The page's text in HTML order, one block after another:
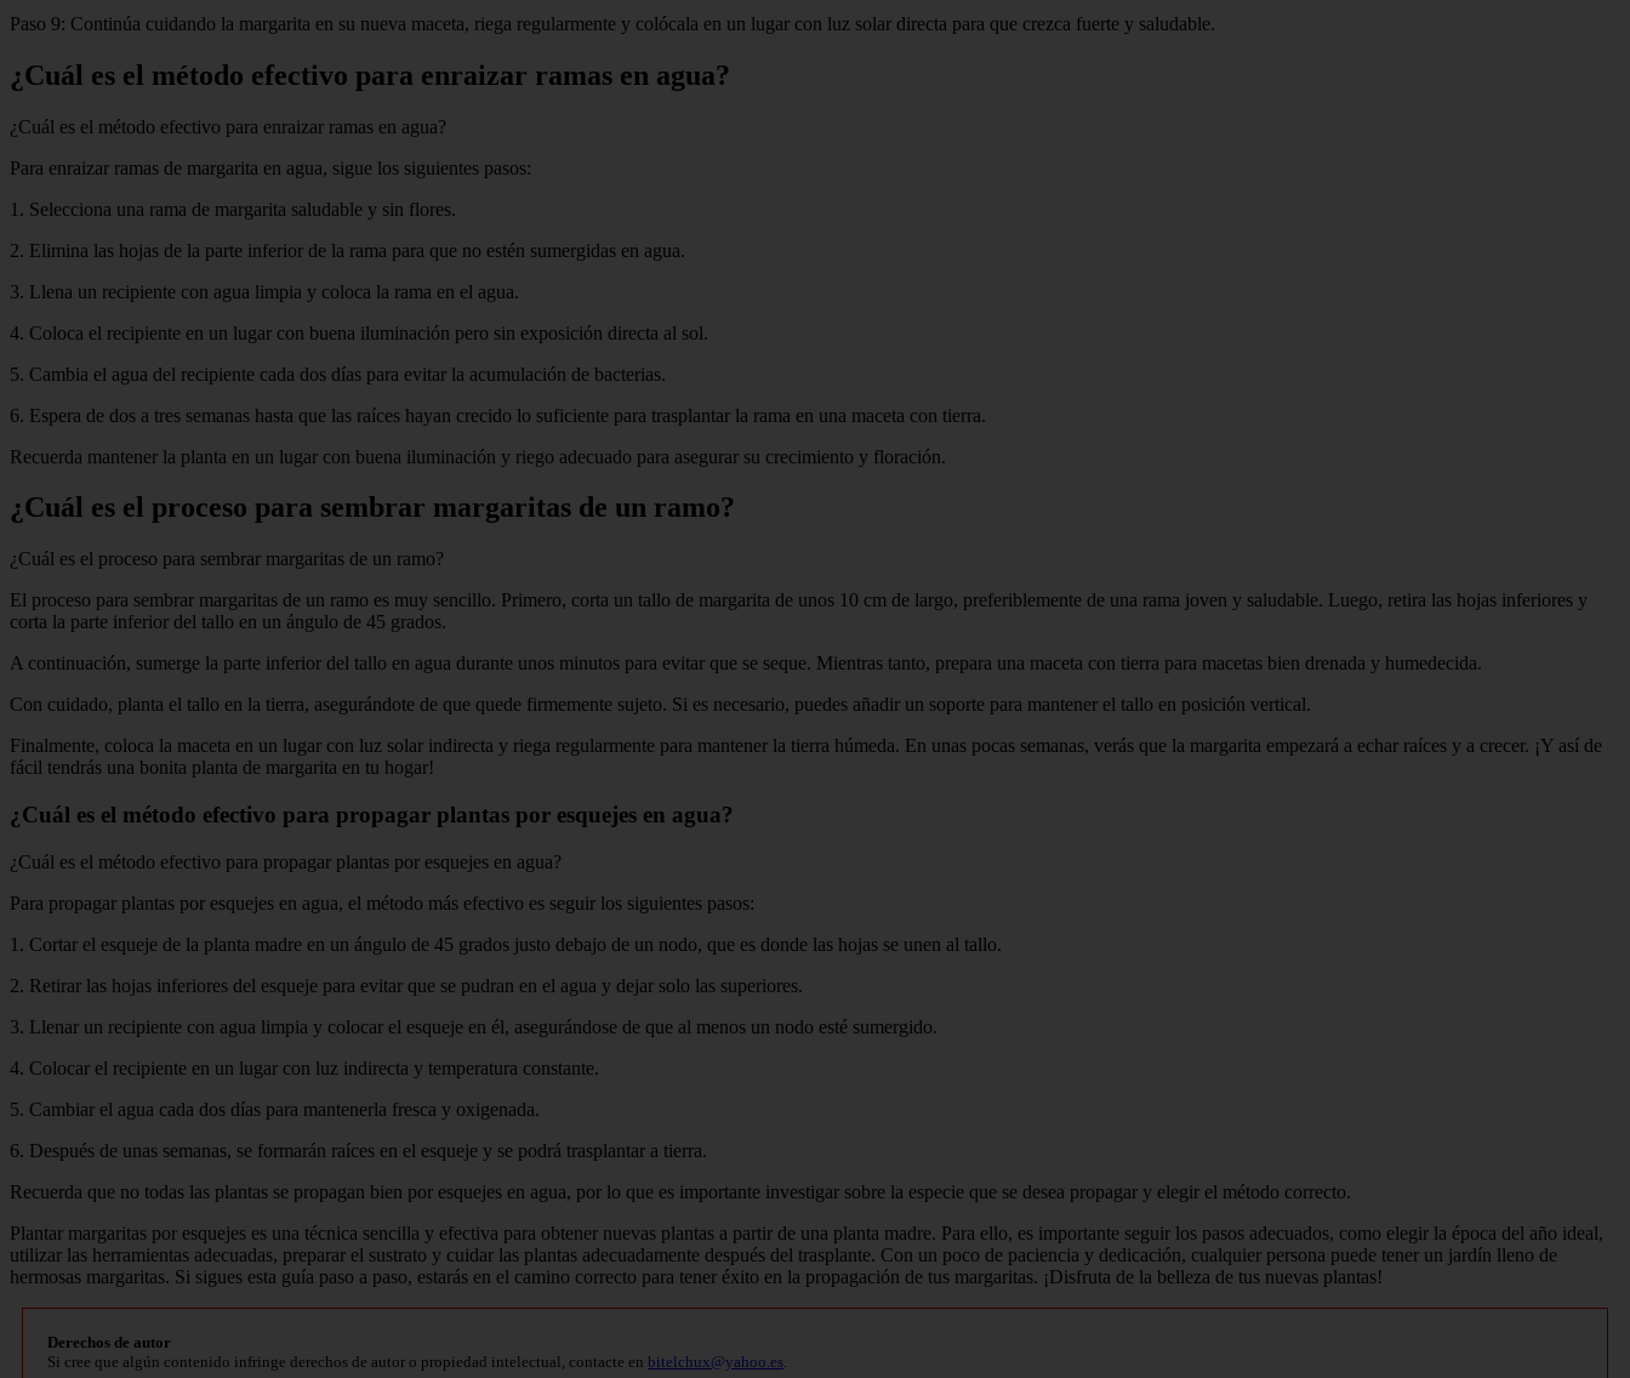
Paso 9: Continúa cuidando la margarita en su nueva maceta, riega regularmente y colócala en un lugar con luz solar directa para que crezca fuerte y saludable.
¿Cuál es el método efectivo para enraizar ramas en agua?
¿Cuál es el método efectivo para enraizar ramas en agua?
Para enraizar ramas de margarita en agua, sigue los siguientes pasos:
1. Selecciona una rama de margarita saludable y sin flores.
2. Elimina las hojas de la parte inferior de la rama para que no estén sumergidas en agua.
3. Llena un recipiente con agua limpia y coloca la rama en el agua.
4. Coloca el recipiente en un lugar con buena iluminación pero sin exposición directa al sol.
5. Cambia el agua del recipiente cada dos días para evitar la acumulación de bacterias.
6. Espera de dos a tres semanas hasta que las raíces hayan crecido lo suficiente para trasplantar la rama en una maceta con tierra.
Recuerda mantener la planta en un lugar con buena iluminación y riego adecuado para asegurar su crecimiento y floración.
¿Cuál es el proceso para sembrar margaritas de un ramo?
¿Cuál es el proceso para sembrar margaritas de un ramo?
El proceso para sembrar margaritas de un ramo es muy sencillo. Primero, corta un tallo de margarita de unos 10 cm de largo, preferiblemente de una rama joven y saludable. Luego, retira las hojas inferiores y
corta la parte inferior del tallo en un ángulo de 45 grados.
A continuación, sumerge la parte inferior del tallo en agua durante unos minutos para evitar que se seque. Mientras tanto, prepara una maceta con tierra para macetas bien drenada y humedecida.
Con cuidado, planta el tallo en la tierra, asegurándote de que quede firmemente sujeto. Si es necesario, puedes añadir un soporte para mantener el tallo en posición vertical.
Finalmente, coloca la maceta en un lugar con luz solar indirecta y riega regularmente para mantener la tierra húmeda. En unas pocas semanas, verás que la margarita empezará a echar raíces y a crecer. ¡Y así de
fácil tendrás una bonita planta de margarita en tu hogar!
¿Cuál es el método efectivo para propagar plantas por esquejes en agua?
¿Cuál es el método efectivo para propagar plantas por esquejes en agua?
Para propagar plantas por esquejes en agua, el método más efectivo es seguir los siguientes pasos:
1. Cortar el esqueje de la planta madre en un ángulo de 45 grados justo debajo de un nodo, que es donde las hojas se unen al tallo.
2. Retirar las hojas inferiores del esqueje para evitar que se pudran en el agua y dejar solo las superiores.
3. Llenar un recipiente con agua limpia y colocar el esqueje en él, asegurándose de que al menos un nodo esté sumergido.
4. Colocar el recipiente en un lugar con luz indirecta y temperatura constante.
5. Cambiar el agua cada dos días para mantenerla fresca y oxigenada.
6. Después de unas semanas, se formarán raíces en el esqueje y se podrá trasplantar a tierra.
Recuerda que no todas las plantas se propagan bien por esquejes en agua, por lo que es importante investigar sobre la especie que se desea propagar y elegir el método correcto.
Plantar margaritas por esquejes es una técnica sencilla y efectiva para obtener nuevas plantas a partir de una planta madre. Para ello, es importante seguir los pasos adecuados, como elegir la época del año ideal,
utilizar las herramientas adecuadas, preparar el sustrato y cuidar las plantas adecuadamente después del trasplante. Con un poco de paciencia y dedicación, cualquier persona puede tener un jardín lleno de
hermosas margaritas. Si sigues esta guía paso a paso, estarás en el camino correcto para tener éxito en la propagación de tus margaritas. ¡Disfruta de la belleza de tus nuevas plantas!
Derechos de autor
Si cree que algún contenido infringe derechos de autor o propiedad intelectual, contacte en bitelchux@yahoo.es